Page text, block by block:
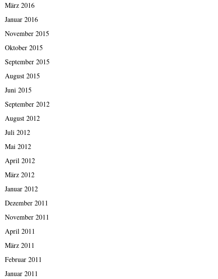
März 2016
Januar 2016
November 2015
Oktober 2015
September 2015
August 2015
Juni 2015
September 2012
August 2012
Juli 2012
Mai 2012
April 2012
März 2012
Januar 2012
Dezember 2011
November 2011
April 2011
März 2011
Februar 2011
Januar 2011